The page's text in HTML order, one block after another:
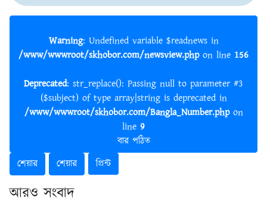
Warning : Undefined variable $readnews in
/www/wwwroot/skhobor.com/newsview.phpon line 156
Deprecated: str_replace(): Passing null to parameter #3
($subject) of type array|string is deprecated in
/www/wwwroot/skhobor.com/Bangla_Number.phpon
line 9
বার পঠিত
শেয়ার
শেয়ার প্রিন্ট
আরও সংবাদ